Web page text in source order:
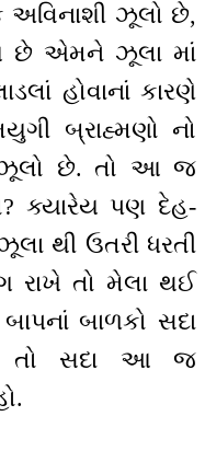
અવિનાશી ઝૂલો છે,
છે એમને ઝૂલા માં
હોવાનાં કારણે
બ્રાહ્મણો નો
ઝૂલો છે. તો આ જ
ક્યારેય પણ દેહ-
થી ઉતરી ધરતી
રાખે તો મેલા થઈ
બાળકો સદા
તો સદા આ જ